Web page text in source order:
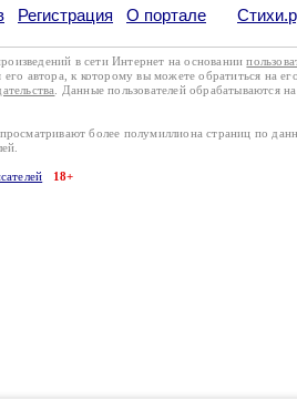
Регистрация О портале
в сети Интернет на основании
автора, к которому вы можете обратиться на
. Данные пользователей обрабатываются
более полумиллиона страниц по
18+